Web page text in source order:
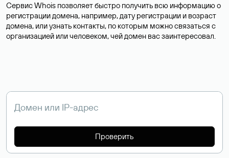
Сервис Whois позволяет быстро получить всю информацию о
регистрации домена, например, дату регистрации и возраст
домена, или узнать контакты, по которым можно связаться с
организацией или человеком, чей домен вас заинтересовал.
Проверить